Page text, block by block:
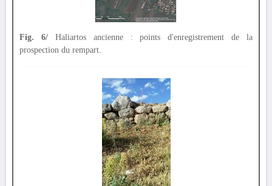
Fig. 6/Haliartos ancienne : points d'enregistrement de la
prospection du rempart.